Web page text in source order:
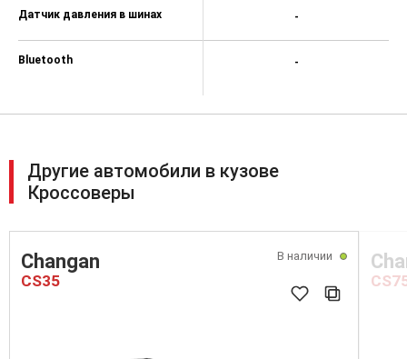
Датчик давления в шинах
Bluetooth
-
-
Другие автомобили в кузове
Кроссоверы
В наличии
Changan
CS35